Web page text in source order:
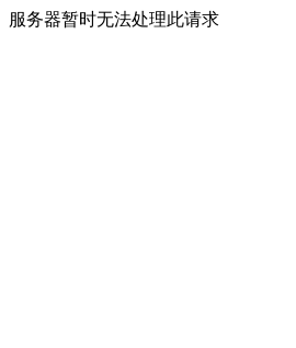
服务器暂时无法处理此请求